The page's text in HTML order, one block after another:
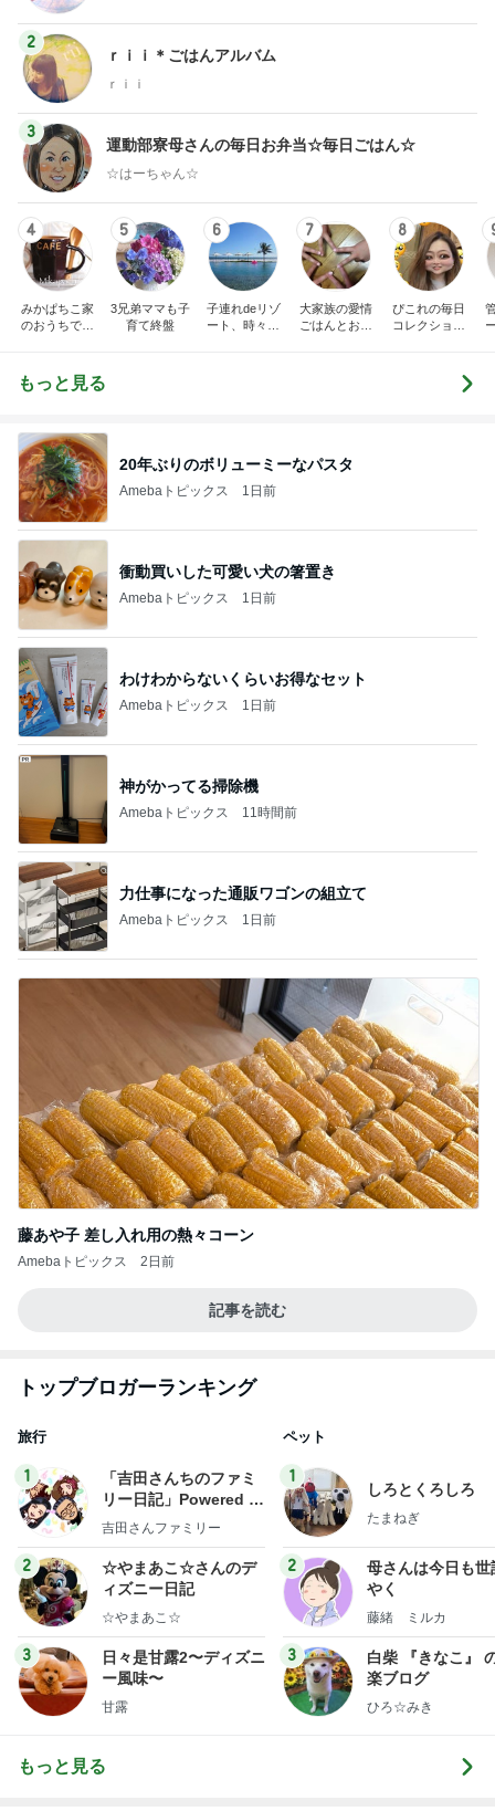
2
ｒｉｉ＊ごはんアルバム
ｒｉｉ
3
運動部寮母さんの毎日お弁当☆毎日ごはん☆
☆はーちゃん☆
4
みかぱちこ家
のおうちでご
5
3兄弟ママも子
育て終盤
6
子連れdeリゾ
ート、時々キ
7
大家族の愛情
ごはんとお弁
8
ぴこれの毎日
コレクション
もっと見る
20年ぶりのボリューミーなパスタ
Amebaトピックス 1日前
衝動買いした可愛い犬の箸置き
Amebaトピックス 1日前
わけわからないくらいお得なセット
Amebaトピックス 1日前
神がかってる掃除機
Amebaトピックス 11時間前
力仕事になった通販ワゴンの組立て
Amebaトピックス 1日前
藤あや子 差し入れ用の熱々コーン
Amebaトピックス 2日前
記事を読む
トップブロガーランキング
旅行
1
「吉田さんちのファミ
リー日記」Powered b
y Ameba 吉田さんファ
ログ
吉田さんファミリー
2
☆やまあこ☆さんのデ
ィズニー日記
☆やまあこ☆
3
日々是甘露2〜ディズニ
ー風味〜
甘露
ペット
1
しろとくろしろ
たまねぎ
2
母さんは今日も世
やく
藤緒 ミルカ
3
白柴 『きなこ』
楽ブログ
ひろ☆みき
もっと見る